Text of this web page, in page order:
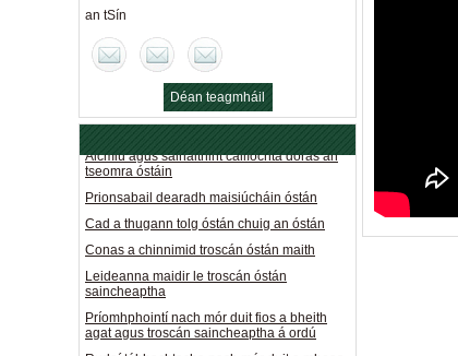
an tSín
Déan teagmháil
anois
An fad idir tolg agus tábla caife: turgnamh
sóisialta "ceolfhoirne" ag dearthóirí spáis
óstáin
Ceithre rialacha chun cabhrú leat troscán
óstáin ardchaighdeáin a aithint
Prionsabail dearadh maisiúcháin óstán
Cad a thugann tolg óstán chuig an óstán
Conas a chinnimid troscán óstán maith
Leideanna maidir le troscán óstán
saincheaptha
Príomhphointí nach mór duit fios a bheith
agat agus troscán saincheaptha á ordú
Rudaí tábhachtacha nach mór duit a mheas